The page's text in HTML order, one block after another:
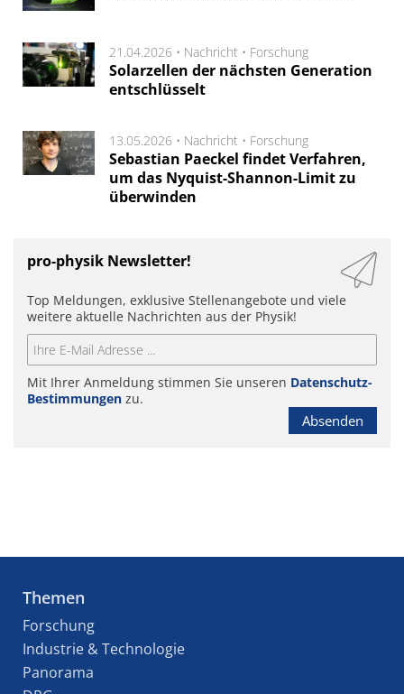
21.04.2026 • Nachricht • Forschung
Solarzellen der nächsten Generation
entschlüsselt
13.05.2026 • Nachricht • Forschung
Sebastian Paeckel findet Verfahren,
um das Nyquist-Shannon-Limit zu
überwinden
pro-physik Newsletter!
Top Meldungen, exklusive Stellenangebote und viele
weitere aktuelle Nachrichten aus der Physik!
Mit Ihrer Anmeldung stimmen Sie unseren Datenschutz-
Bestimmungen zu.
Absenden
Themen
Forschung
Industrie & Technologie
Panorama